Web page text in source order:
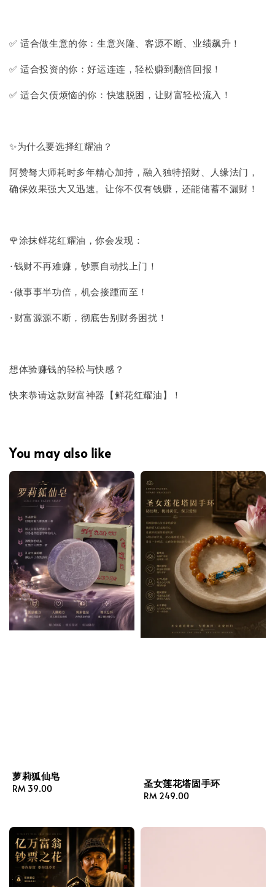
✅ 适合做生意的你：生意兴隆、客源不断、业绩飙升！
✅ 适合投资的你：好运连连，轻松赚到翻倍回报！
✅ 适合欠债烦恼的你：快速脱困，让财富轻松流入！
✨为什么要选择红耀油？
阿赞驽大师耗时多年精心加持，融入独特招财、人缘法门，
确保效果强大又迅速。让你不仅有钱赚，还能储蓄不漏财！
🌹涂抹鲜花红耀油，你会发现：
·钱财不再难赚，钞票自动找上门！
·做事事半功倍，机会接踵而至！
·财富源源不断，彻底告别财务困扰！
想体验赚钱的轻松与快感？
快来恭请这款财富神器【鲜花红耀油】！
You may also like
萝莉狐仙皂
Regular
RM 39.00 圣女莲花塔固手环
Regular
RM 249.00